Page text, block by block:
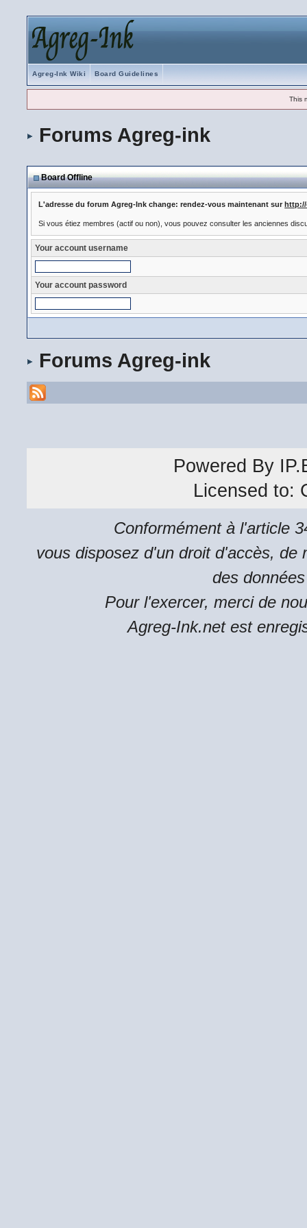
Agreg-Ink Wiki Board Guidelines
This
Forums Agreg-ink
Board Offline
L'adresse du forum Agreg-Ink change: rendez-vous maintenant surhttp://
Si vous étiez membres (actif ou non), vous pouvez consulter les anciennes
Your account username
Your account password
Forums Agreg-ink
Powered By
Licensed to:
Conformément à l'article
vous disposez d'un droit d'accès, de
des
Pour l'exercer, merci de
Agreg-Ink.net est